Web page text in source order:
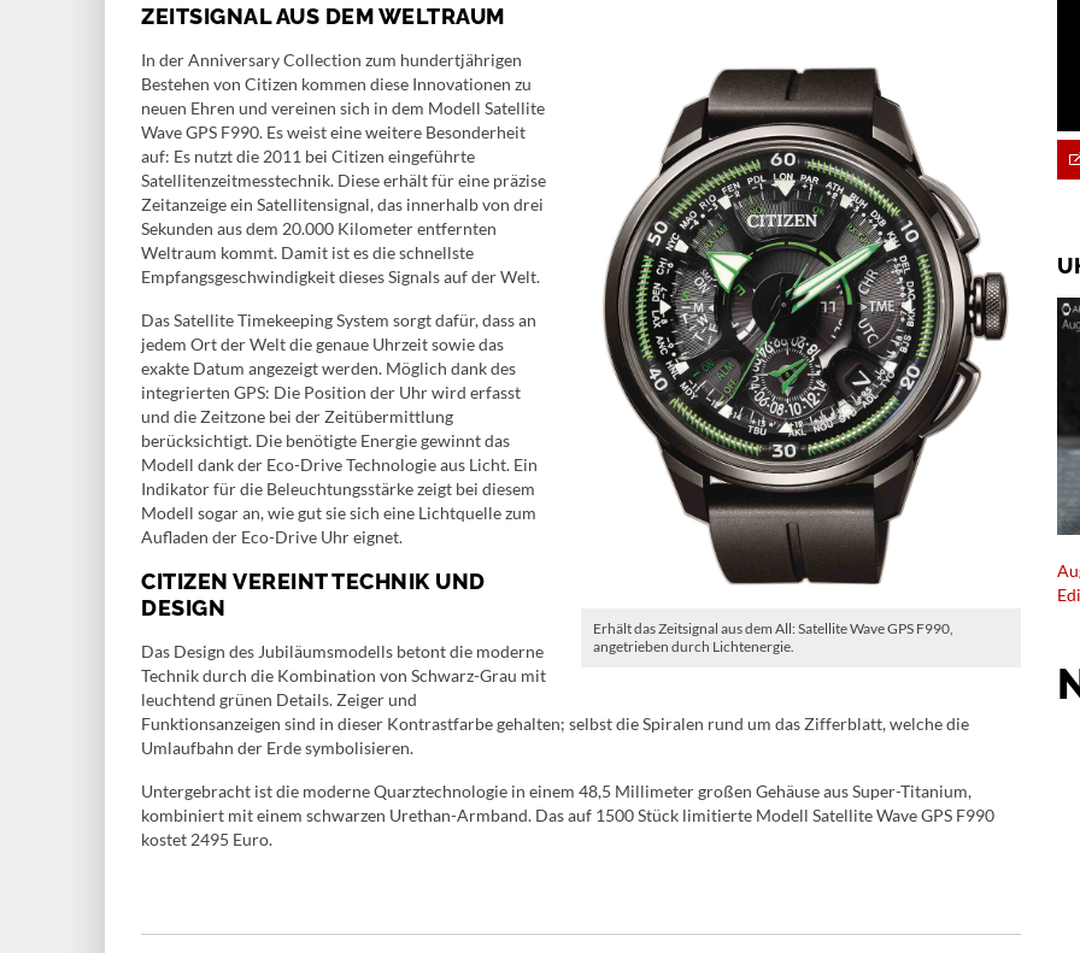
ZEITSIGNAL AUS DEM WELTRAUM
Erhält das Zeitsignal aus dem All: Satellite Wave GPS F990,
angetrieben durch Lichtenergie.
In der Anniversary Collection zum hundertjährigen
Bestehen von Citizen kommen diese Innovationen zu
neuen Ehren und vereinen sich in dem Modell Satellite
Wave GPS F990. Es weist eine weitere Besonderheit
auf: Es nutzt die 2011 bei Citizen eingeführte
Satellitenzeitmesstechnik. Diese erhält für eine präzise
Zeitanzeige ein Satellitensignal, das innerhalb von drei
Sekunden aus dem 20.000 Kilometer entfernten
Weltraum kommt. Damit ist es die schnellste
Empfangsgeschwindigkeit dieses Signals auf der Welt.
Das Satellite Timekeeping System sorgt dafür, dass an
jedem Ort der Welt die genaue Uhrzeit sowie das
exakte Datum angezeigt werden. Möglich dank des
integrierten GPS: Die Position der Uhr wird erfasst
und die Zeitzone bei der Zeitübermittlung
berücksichtigt. Die benötigte Energie gewinnt das
Modell dank der Eco-Drive Technologie aus Licht. Ein
Indikator für die Beleuchtungsstärke zeigt bei diesem
Modell sogar an, wie gut sie sich eine Lichtquelle zum
Aufladen der Eco-Drive Uhr eignet.
CITIZEN VEREINT TECHNIK UND
DESIGN
Das Design des Jubiläumsmodells betont die moderne
Technik durch die Kombination von Schwarz-Grau mit
leuchtend grünen Details. Zeiger und
Funktionsanzeigen sind in dieser Kontrastfarbe gehalten; selbst die Spiralen rund um das Zifferblatt, welche die
Umlaufbahn der Erde symbolisieren.
Untergebracht ist die moderne Quarztechnologie in einem 48,5 Millimeter großen Gehäuse aus Super-Titanium,
kombiniert mit einem schwarzen Urethan-Armband. Das auf 1500 Stück limitierte Modell Satellite Wave GPS F990
kostet 2495 Euro.